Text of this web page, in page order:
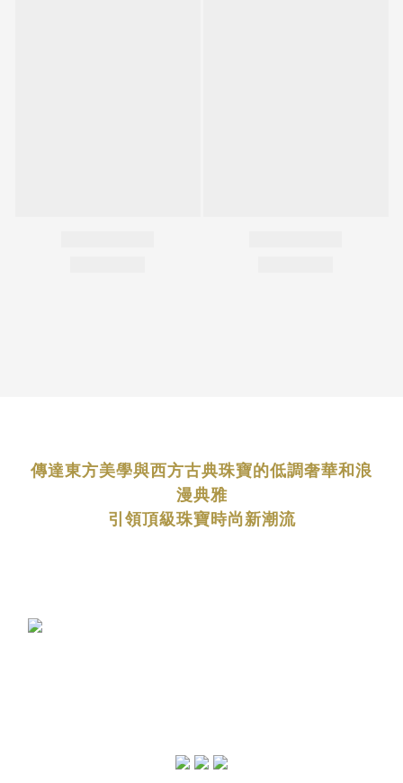
傳達東方美學與西方古典珠寶的低調奢華和浪
漫典雅
引領頂級珠寶時尚新潮流